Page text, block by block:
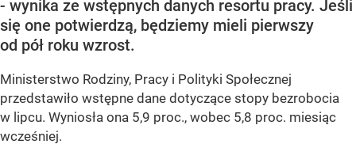
- wynika ze wstępnych danych resortu pracy. Jeśli
się one potwierdzą, będziemy mieli pierwszy
od pół roku wzrost.
Ministerstwo Rodziny, Pracy i Polityki Społecznej
przedstawiło wstępne dane dotyczące stopy bezrobocia
w lipcu. Wyniosła ona 5,9 proc., wobec 5,8 proc. miesiąc
wcześniej.